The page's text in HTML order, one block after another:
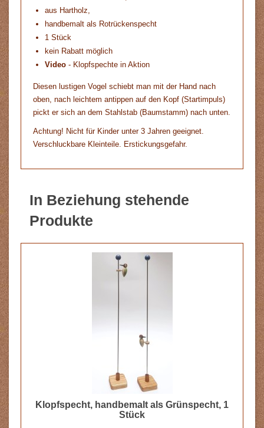
aus Hartholz,
handbemalt als Rotrückenspecht
1 Stück
kein Rabatt möglich
Video - Klopfspechte in Aktion
Diesen lustigen Vogel schiebt man mit der Hand nach
oben, nach leichtem antippen auf den Kopf (Startimpuls)
pickt er sich an dem Stahlstab (Baumstamm) nach unten.
Achtung! Nicht für Kinder unter 3 Jahren geeignet.
Verschluckbare Kleinteile. Erstickungsgefahr.
In Beziehung stehende
Produkte
Klopfspecht, handbemalt als Grünspecht, 1
Stück